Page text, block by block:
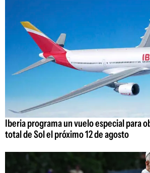
Iberia programa un vuelo especial para
total de Sol el próximo 12 de agosto